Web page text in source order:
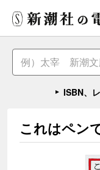
ISBN、
これはペン